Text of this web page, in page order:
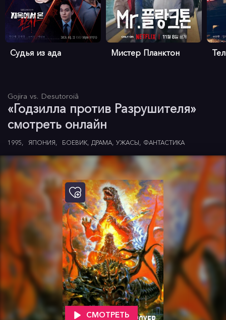
Судья из ада Мистер Планктон
Gojira vs. Desutoroiâ
«Годзилла против Разрушителя»
смотреть онлайн
1995 ЯПОНИЯ БОЕВИК ДРАМА УЖАСЫ ФАНТАСТИКА
СМОТРЕТЬ